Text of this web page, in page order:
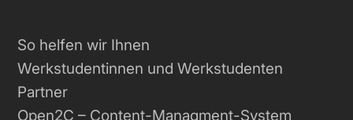
So helfen wir Ihnen
Werkstudentinnen und Werkstudenten
Partner
Open2C – Content-Managment-System